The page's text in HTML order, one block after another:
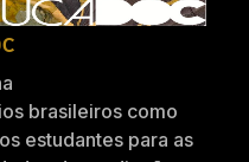
brasileiros como
estudantes para as